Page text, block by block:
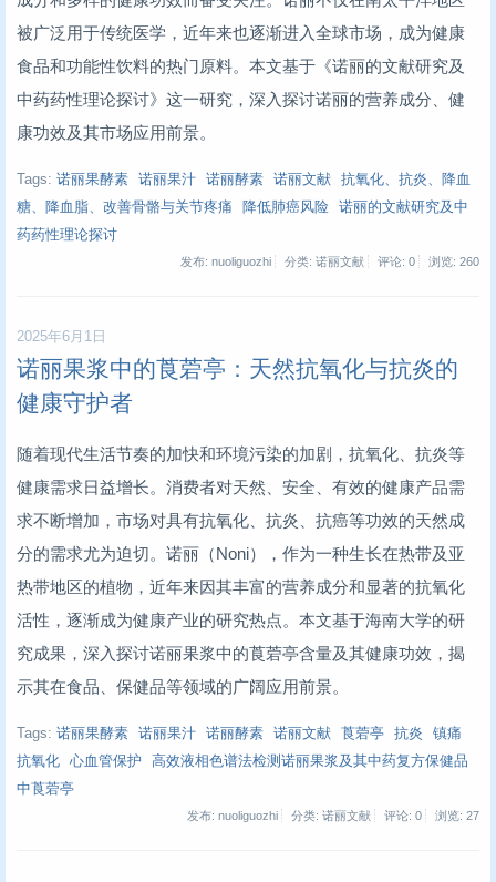
被广泛用于传统医学，近年来也逐渐进入全球市场，成为健康
食品和功能性饮料的热门原料。本文基于《诺丽的文献研究及
中药药性理论探讨》这一研究，深入探讨诺丽的营养成分、健
康功效及其市场应用前景。
Tags: 诺丽果酵素 诺丽果汁 诺丽酵素 诺丽文献
抗氧化、抗炎、降血
糖、降血脂、改善骨骼与关节疼痛
降低肺癌风险
诺丽的文献研究及中
药药性理论探讨
发布: nuoliguozhi 分类: 诺丽文献 评论: 0 浏览: 260
2025年6月1日
诺丽果浆中的莨菪亭：天然抗氧化与抗炎的
健康守护者
随着现代生活节奏的加快和环境污染的加剧，抗氧化、抗炎等
健康需求日益增长。消费者对天然、安全、有效的健康产品需
求不断增加，市场对具有抗氧化、抗炎、抗癌等功效的天然成
分的需求尤为迫切。诺丽（Noni），作为一种生长在热带及亚
热带地区的植物，近年来因其丰富的营养成分和显著的抗氧化
活性，逐渐成为健康产业的研究热点。本文基于海南大学的研
究成果，深入探讨诺丽果浆中的莨菪亭含量及其健康功效，揭
示其在食品、保健品等领域的广阔应用前景。
Tags: 诺丽果酵素 诺丽果汁 诺丽酵素 诺丽文献 莨菪亭 抗炎
镇痛
抗氧化
心血管保护
高效液相色谱法检测诺丽果浆及其中药复方保健品
中莨菪亭
发布: nuoliguozhi 分类: 诺丽文献 评论: 0 浏览: 27